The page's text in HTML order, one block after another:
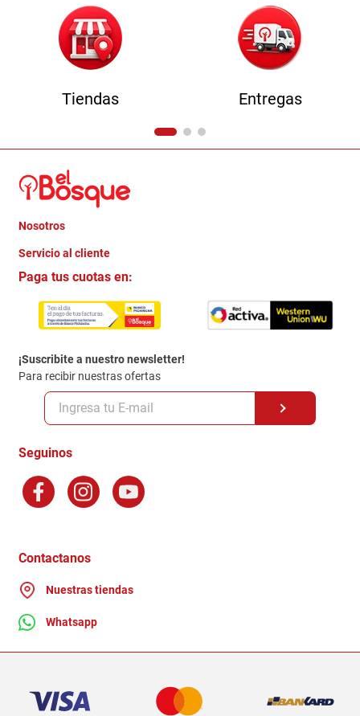
Tiendas Entregas
Nosotros
Quienes somos
Trabaja con Nosotros
Contacto
Servicio al cliente
Crédito Directo
Garantia
Politica de Privacidad
Políticas y condiciones GiftCard
Formas de Pago
Terminos y Condiciones
Factura Electronica
Ganadores - Promociones
Paga tus cuotas en:
¡Suscribite a nuestro newsletter!
Para recibir nuestras ofertas
Seguinos
Contactanos
Nuestras tiendas
Whatsapp